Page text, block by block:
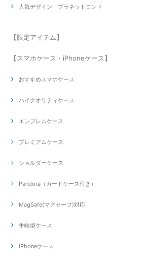
人気デザイン｜プラネットロンド
【限定アイテム】
【スマホケース・iPhoneケース】
おすすめスマホケース
ハイクオリティケース
エンブレムケース
プレミアムケース
ショルダーケース
Pandora（カードケース付き）
MagSafe(マグセーフ)対応
手帳型ケース
iPhoneケース